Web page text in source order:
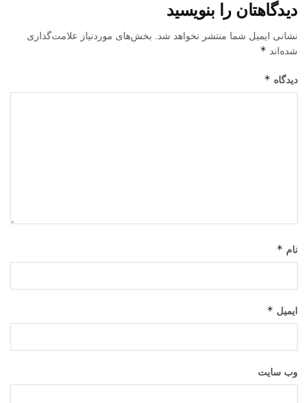
دیدگاهتان را بنویسید
نشانی ایمیل شما منتشر نخواهد شد.
بخش‌های موردنیاز علامت‌گذاری
شده‌اند *
دیدگاه *
نام *
ایمیل *
وب‌ سایت